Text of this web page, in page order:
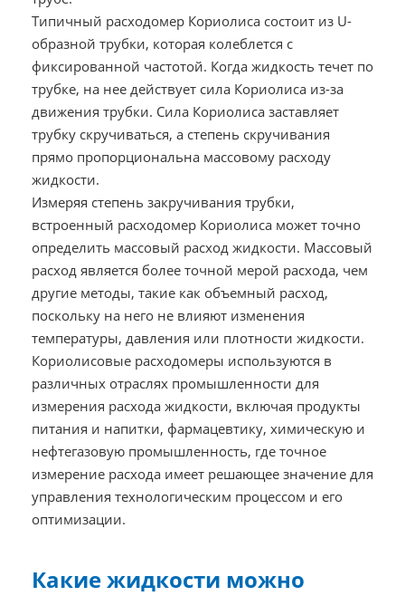
Типичный расходомер Кориолиса состоит из U-
образной трубки, которая колеблется с
фиксированной частотой. Когда жидкость течет по
трубке, на нее действует сила Кориолиса из-за
движения трубки. Сила Кориолиса заставляет
трубку скручиваться, а степень скручивания
прямо пропорциональна массовому расходу
жидкости.
Измеряя степень закручивания трубки,
встроенный расходомер Кориолиса может точно
определить массовый расход жидкости. Массовый
расход является более точной мерой расхода, чем
другие методы, такие как объемный расход,
поскольку на него не влияют изменения
температуры, давления или плотности жидкости.
Кориолисовые расходомеры используются в
различных отраслях промышленности для
измерения расхода жидкости, включая продукты
питания и напитки, фармацевтику, химическую и
нефтегазовую промышленность, где точное
измерение расхода имеет решающее значение для
управления технологическим процессом и его
оптимизации.
Какие жидкости можно